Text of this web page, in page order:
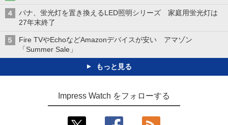
パナ、蛍光灯を置き換えるLED照明シリーズ 家庭用蛍光灯は
27年末終了
Fire TVやEchoなどAmazonデバイスが安い アマゾン
「Summer Sale」
もっと見る
Impress Watch をフォローする